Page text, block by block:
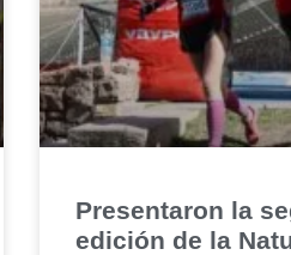
Presentaron la
edición de la